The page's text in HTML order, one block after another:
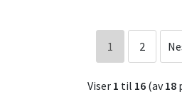
1 2
Viser 1 til 16 (av18